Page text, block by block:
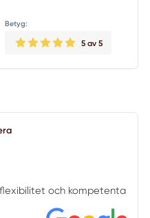
Betyg:
5 av 5
och kompetenta